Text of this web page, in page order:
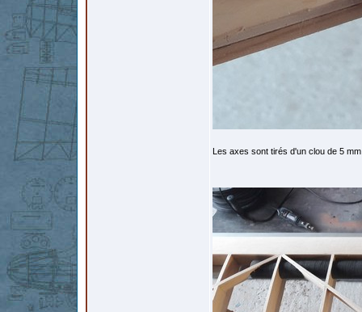
Les axes sont tirés d'un clou de 5